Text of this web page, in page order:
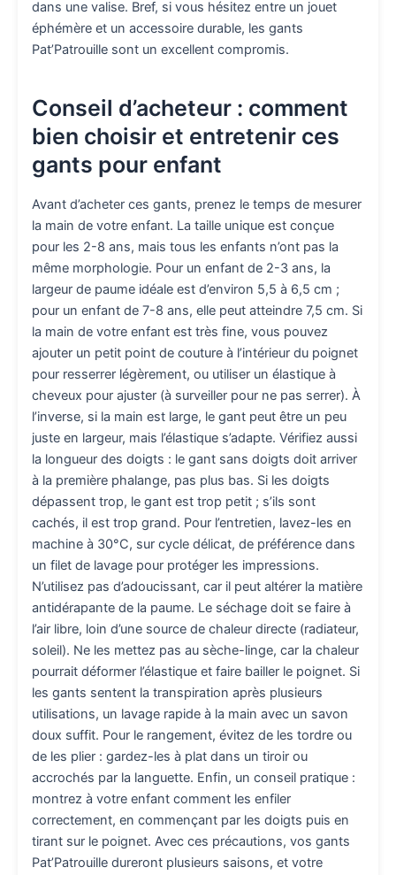
dans une valise. Bref, si vous hésitez entre un jouet
éphémère et un accessoire durable, les gants
Pat’Patrouille sont un excellent compromis.
Conseil d’acheteur : comment
bien choisir et entretenir ces
gants pour enfant
Avant d’acheter ces gants, prenez le temps de mesurer
la main de votre enfant. La taille unique est conçue
pour les 2-8 ans, mais tous les enfants n’ont pas la
même morphologie. Pour un enfant de 2-3 ans, la
largeur de paume idéale est d’environ 5,5 à 6,5 cm ;
pour un enfant de 7-8 ans, elle peut atteindre 7,5 cm. Si
la main de votre enfant est très fine, vous pouvez
ajouter un petit point de couture à l’intérieur du poignet
pour resserrer légèrement, ou utiliser un élastique à
cheveux pour ajuster (à surveiller pour ne pas serrer). À
l’inverse, si la main est large, le gant peut être un peu
juste en largeur, mais l’élastique s’adapte. Vérifiez aussi
la longueur des doigts : le gant sans doigts doit arriver
à la première phalange, pas plus bas. Si les doigts
dépassent trop, le gant est trop petit ; s’ils sont
cachés, il est trop grand. Pour l’entretien, lavez-les en
machine à 30°C, sur cycle délicat, de préférence dans
un filet de lavage pour protéger les impressions.
N’utilisez pas d’adoucissant, car il peut altérer la matière
antidérapante de la paume. Le séchage doit se faire à
l’air libre, loin d’une source de chaleur directe (radiateur,
soleil). Ne les mettez pas au sèche-linge, car la chaleur
pourrait déformer l’élastique et faire bailler le poignet. Si
les gants sentent la transpiration après plusieurs
utilisations, un lavage rapide à la main avec un savon
doux suffit. Pour le rangement, évitez de les tordre ou
de les plier : gardez-les à plat dans un tiroir ou
accrochés par la languette. Enfin, un conseil pratique :
montrez à votre enfant comment les enfiler
correctement, en commençant par les doigts puis en
tirant sur le poignet. Avec ces précautions, vos gants
Pat’Patrouille dureront plusieurs saisons, et votre